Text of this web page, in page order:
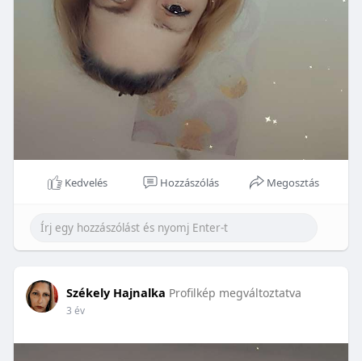
Kedvelés Hozzászólás Megosztás
Székely Hajnalka Profilkép megváltoztatva
3 év